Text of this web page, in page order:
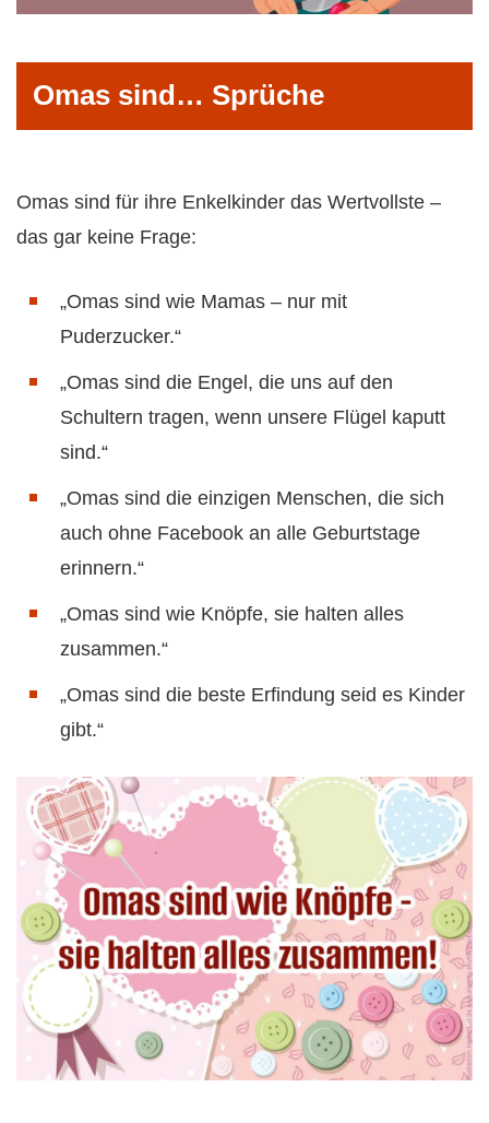
Omas sind… Sprüche
Omas sind für ihre Enkelkinder das Wertvollste –
das gar keine Frage:
„Omas sind wie Mamas – nur mit
Puderzucker.“
„Omas sind die Engel, die uns auf den
Schultern tragen, wenn unsere Flügel kaputt
sind.“
„Omas sind die einzigen Menschen, die sich
auch ohne Facebook an alle Geburtstage
erinnern.“
„Omas sind wie Knöpfe, sie halten alles
zusammen.“
„Omas sind die beste Erfindung seid es Kinder
gibt.“